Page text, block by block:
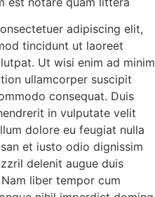
adipiscing elit,
tincidunt ut laoreet
Ut wisi enim ad minim
ullamcorper suscipit
consequat. Duis
in vulputate velit
dolore eu feugiat nulla
et iusto odio dignissim
delenit augue duis
liber tempor cum